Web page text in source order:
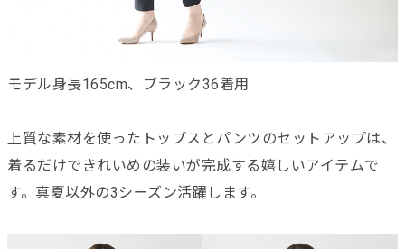
モデル身長165cm、ブラック36着用
上質な素材を使ったトップスとパンツのセットアップは、
着るだけできれいめの装いが完成する嬉しいアイテムで
す。真夏以外の3シーズン活躍します。